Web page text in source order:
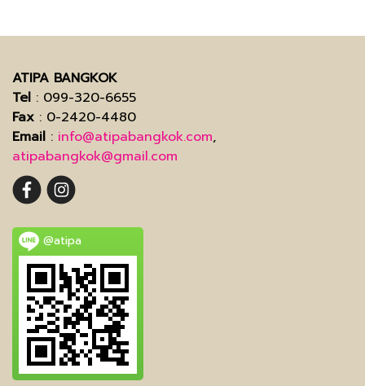
ATIPA BANGKOK
Tel : 099-320-6655
Fax : 0-2420-4480
Email : info@atipabangkok.com,
atipabangkok@gmail.com
@atipa